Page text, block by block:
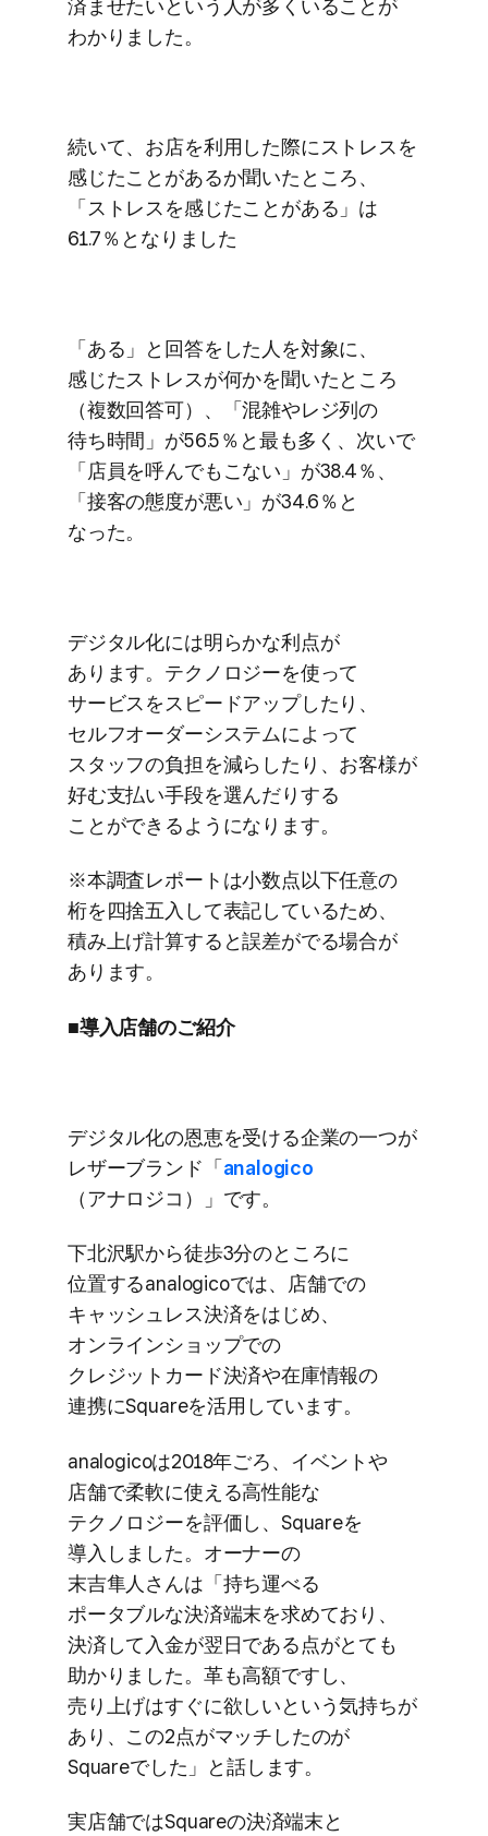
済ませたいと​いう​人が​多く​いる​ことが​
わかりました。
続いて、​お店を​利用した​際に​ストレスを​
感じたことが​あるか​聞いた​ところ、​
「ストレスを​感じたことがある」は​
61.7％と​なりました
「ある」と​回答を​した​人を​対象に、​
感じた​ストレスが​何かを​聞いた​ところ​
（複数回答可）、​「混雑や​レジ列の​
待ち時間」が​56.5％と​最も​多く、​次いで​
「店員を​呼んでも​こない」が​38.4％、​
「接客の​態度が​悪い」が​34.6％と​
なった。
デジタル化には​明らかな​利点が​
あります。​テクノロジーを​使って​
サービスを​スピードアップしたり、​
セルフオーダーシステムに​よって​
スタッフの​負担を​減らしたり、​お客様が​
好む支払い​手段を​選んだりする​
ことができるようになります。
※本調査レポートは​小数点以下​任意の​
桁を​四捨五入して​表記している​ため、​
積み上げ計算すると​誤差がでる​場合が​
あります。
■導入店舗の​ご紹介
デジタル化の​恩恵を​受ける​企業の​一つが​
レザーブランド​「analogico
（アナロジコ）」です。
下北沢駅から​徒歩3分の​ところに​
位置する​analogicoでは、​店舗での​
キャッシュレス決済を​はじめ、​
オンラインショップでの​
クレジットカード決済や​在庫情報の​
連携に​Squareを​活用しています。
analogicoは​2018年ごろ、​イベントや​
店舗で​柔軟に​使える​高性能な​
テクノロジーを​評価し、​Squareを​
導入しました。​オーナーの​
末吉隼人さんは​「持ち​運べる​
ポータブルな​決済端末を​求めており、​
決済して​入金が​翌日である​点が​とても​
助かりました。​革も​高額ですし、​
売り上げは​すぐに​欲しいと​いう​気持ちが​
あり、​この​2点が​マッチしたのが​
Squareでした」と​話します。
実店舗では​Squareの​決済端末と​